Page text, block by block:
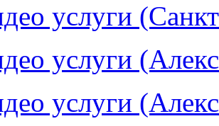
услуги
услуги
услуги